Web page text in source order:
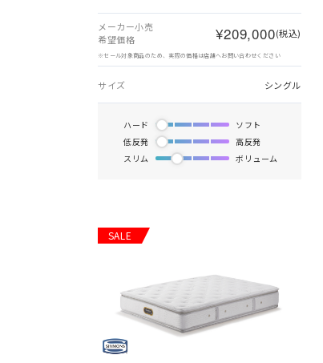
メーカー小売
希望価格
¥209,000(税込)
※セール対象商品のため、実際の価格は店舗へお問い合わせください
サイズ シングル
ハード
ソフト
低反発
高反発
スリム
ボリューム
SALE